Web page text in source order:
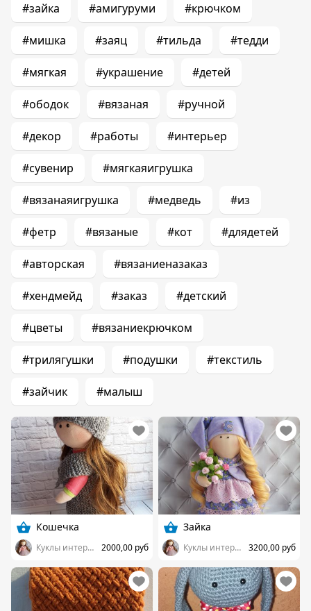
#зайка #амигуруми #крючком
#мишка #заяц #тильда #тедди
#мягкая #украшение #детей
#ободок #вязаная #ручной
#декор #работы #интерьер
#сувенир #мягкаяигрушка
#вязанаяигрушка #медведь #из
#фетр #вязаные #кот #длядетей
#авторская #вязаниеназаказ
#хендмейд #заказ #детский
#цветы #вязаниекрючком
#трилягушки #подушки #текстиль
#зайчик #малыш
Кошечка
Куклы интерьерные 2000,00 руб
Зайка
Куклы интерьерные 3200,00 руб